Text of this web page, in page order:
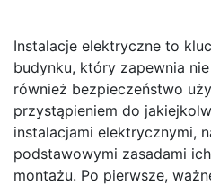
Instalacje elektryczne to
budynku, który zapewnia
również bezpieczeństwo
przystąpieniem do
instalacjami elektrycznymi,
podstawowymi zasadami
montażu. Po pierwsze,